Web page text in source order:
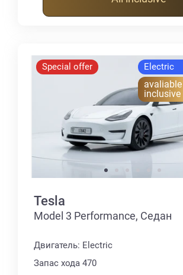
Special offer Electric
inclusive
Tesla
Model 3 Performance, Седан
Двигатель: Electric
Запас хода 470